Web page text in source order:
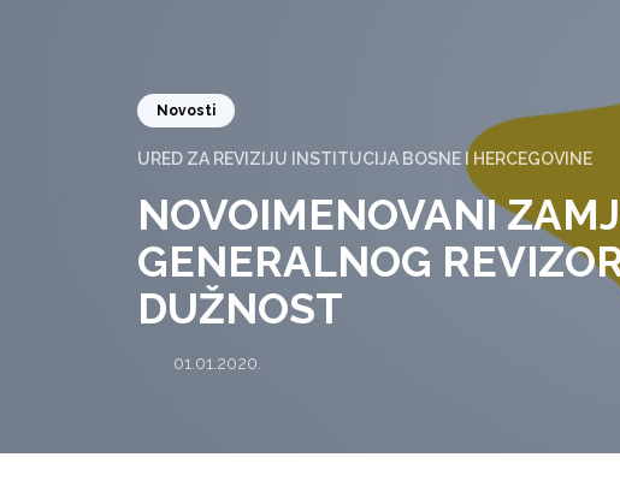
Novosti
URED ZA REVIZIJU INSTITUCIJA BOSNE I HERCEGOVINE
NOVOIMENOVANI
GENERALNOG
DUŽNOST
01.01.2020.